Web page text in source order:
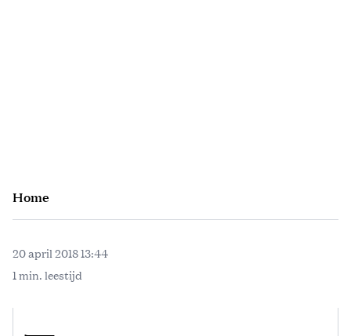
Home
20 april 2018 13:44
1 min. leestijd